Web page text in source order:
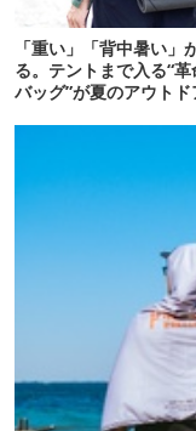
「重い」「背中暑い」
る。テントまで入る“
バッグ”が夏のアウトド